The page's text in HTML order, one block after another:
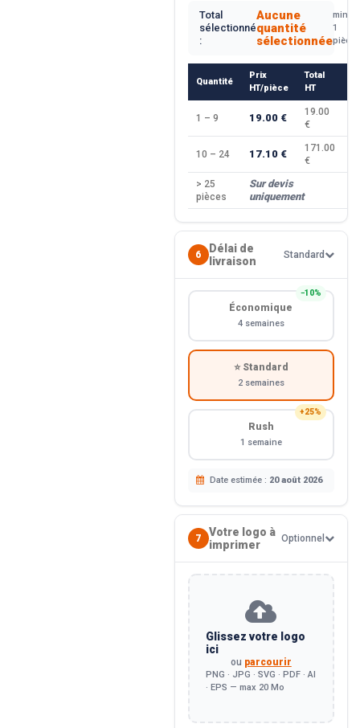
Total
sélectionné
:
Aucune
quantité
sélectionnée
min.
1
pièce
Quantité
Prix
HT/pièce
Total
HT
1 – 9 19.00 €
19.00
€
10 – 24 17.10 €
171.00
€
> 25
pièces
Sur devis
uniquement
6
Délai de
livraison
Standard
−10%
Économique
4 semaines
⭐ Standard
2 semaines
+25%
Rush
1 semaine
Date estimée : 20 août 2026
7
Votre logo à
imprimer
Optionnel
Glissez votre logo
ici
ou parcourir
PNG · JPG · SVG · PDF · AI
· EPS — max 20 Mo